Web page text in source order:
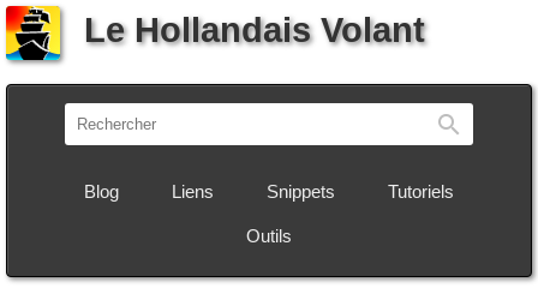
Le Hollandais Volant
Blog Liens Snippets Tutoriels
Outils